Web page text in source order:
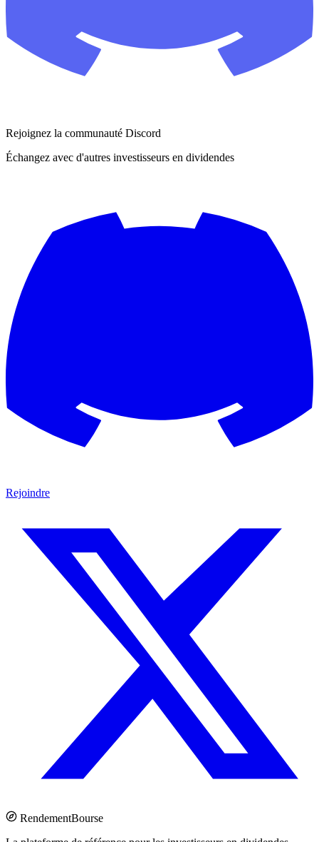
Rejoignez la communauté Discord
Échangez avec d'autres investisseurs en dividendes
Rejoindre
RendementBourse